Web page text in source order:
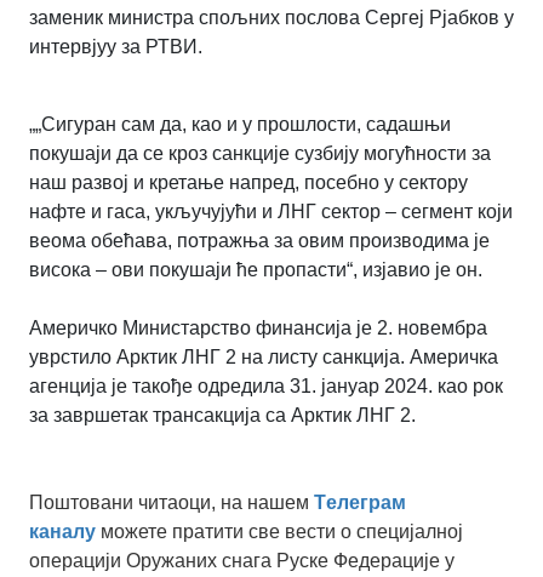
заменик министра спољних послова Сергеј Рјабков у
интервјуу за РТВИ.
„„Сигуран сам да, као и у прошлости, садашњи
покушаји да се кроз санкције сузбију могућности за
наш развој и кретање напред, посебно у сектору
нафте и гаса, укључујући и ЛНГ сектор – сегмент који
веома обећава, потражња за овим производима је
висока – ови покушаји ће пропасти“, изјавио је он.
Америчко Министарство финансија је 2. новембра
уврстило Арктик ЛНГ 2 на листу санкција. Америчка
агенција је такође одредила 31. јануар 2024. као рок
за завршетак трансакција са Арктик ЛНГ 2.
Поштовани читаоци, на нашем Tелеграм
каналу можете пратити све вести о специјалној
операцији Оружаних снага Руске Федерације у